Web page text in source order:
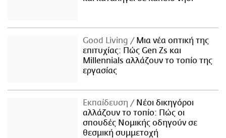
Good Living
Μια νέα οπτική της
επιτυχίας: Πώς Gen Zs και
Millennials αλλάζουν το τοπίο της
εργασίας
Εκπαίδευση
Νέοι δικηγόροι
αλλάζουν το τοπίο: Πώς οι
σπουδές Νομικής οδηγούν σε
θεσμική συμμετοχή